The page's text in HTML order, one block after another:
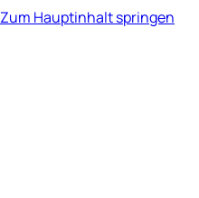
Zum Hauptinhalt springen